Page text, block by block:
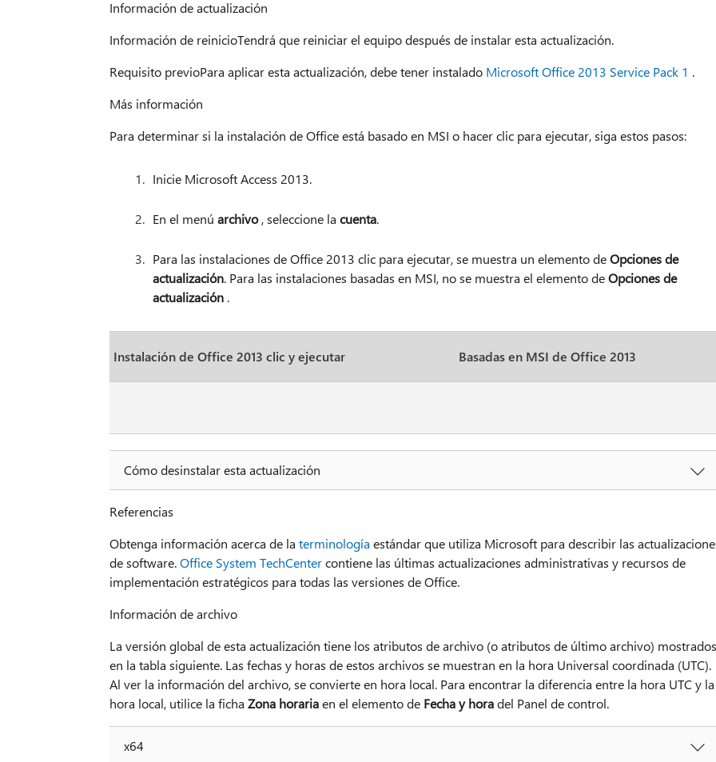
Información de actualización
Información de reinicioTendrá que reiniciar el equipo después de instalar esta actualización.
Requisito previoPara aplicar esta actualización, debe tener instalado Microsoft Office 2013 Service Pack 1 .
Más información
Para determinar si la instalación de Office está basado en MSI o hacer clic para ejecutar, siga estos pasos:
Inicie Microsoft Access 2013.
En el menú archivo, seleccione la cuenta.
Para las instalaciones de Office 2013 clic para ejecutar, se muestra un elemento deOpciones de
actualización. Para las instalaciones basadas en MSI, no se muestra el elemento deOpciones de
actualización .
Instalación de Office 2013 clic y ejecutar Basadas en MSI de Office 2013
Cómo desinstalar esta actualización
Referencias
Obtenga información acerca de la terminología estándar que utiliza Microsoft para describir las
de software.Office System TechCentercontiene las últimas actualizaciones administrativas y recursos de
implementación estratégicos para todas las versiones de Office.
Información de archivo
La versión global de esta actualización tiene los atributos de archivo (o atributos de último archivo) mostrados
en la tabla siguiente. Las fechas y horas de estos archivos se muestran en la hora Universal coordinada (UTC).
Al ver la información del archivo, se convierte en hora local. Para encontrar la diferencia entre la hora UTC y la
hora local, utilice la ficha Zona horariaen el elemento de Fecha y horadel Panel de control.
x64